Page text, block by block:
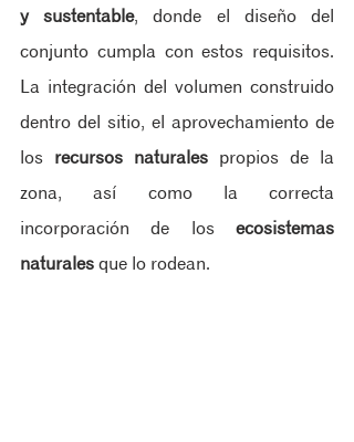
y sustentable, donde el diseño del
conjunto cumpla con estos requisitos.
La integración del volumen construido
dentro del sitio, el aprovechamiento de
los recursos naturales propios de la
zona, así como la correcta
incorporación de los ecosistemas
naturales que lo rodean.